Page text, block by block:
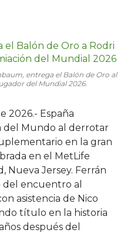
entrega el Balón de Oro al
del Mundial 2026.
2026.- España
del Mundo al derrotar
en la gran
en el MetLife
Nueva Jersey. Ferrán
encuentro al
asistencia de Nico
título en la historia
después del